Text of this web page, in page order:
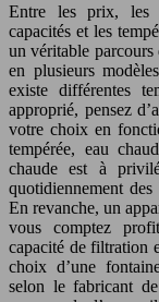
Entre les prix, les
capacités et les
un véritable
en plusieurs
existe différentes
approprié, pensez
votre choix en
tempérée, eau
chaude est à
quotidiennement
En revanche, un
vous comptez
capacité de filtration
choix d’une
selon le fabricant